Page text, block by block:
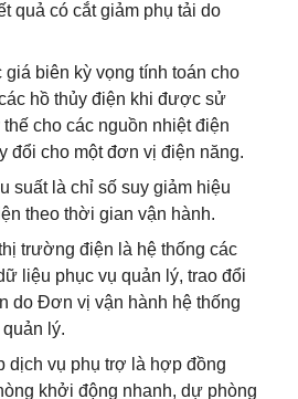
quả có cắt giảm phụ tải do
biên kỳ vọng tính toán cho
hồ thủy điện khi được sử
cho các nguồn nhiệt điện
đổi cho một đơn vị điện năng.
suất là chỉ số suy giảm hiệu
theo thời gian vận hành.
trường điện là hệ thống các
liệu phục vụ quản lý, trao đổi
do Đơn vị vận hành hệ thống
lý.
dịch vụ phụ trợ là hợp đồng
khởi động nhanh, dự phòng